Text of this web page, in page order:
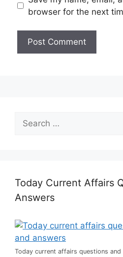
browser for the next
Search
for:
Today Current Affairs
Answers
Today current affairs questions and